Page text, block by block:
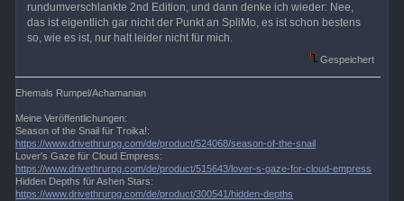
rundumverschlankte 2nd Edition, und dann denke ich wieder: Nee,
das ist eigentlich gar nicht der Punkt an SpliMo, es ist schon bestens
so, wie es ist, nur halt leider nicht für mich.
Gespeichert
Ehemals Rumpel/Achamanian
Meine Veröffentlichungen:
Season of the Snail für Troika!:
https://www.drivethrurpg.com/de/product/524068/season-of-the-snail
Lover's Gaze für Cloud Empress:
https://www.drivethrurpg.com/de/product/515643/lover-s-gaze-for-cloud-empress
Hidden Depths für Ashen Stars:
https://www.drivethrurpg.com/de/product/300541/hidden-depths